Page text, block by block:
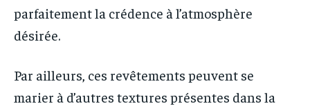
parfaitement la crédence à l’atmosphère
désirée.
Par ailleurs, ces revêtements peuvent se
marier à d’autres textures présentes dans la